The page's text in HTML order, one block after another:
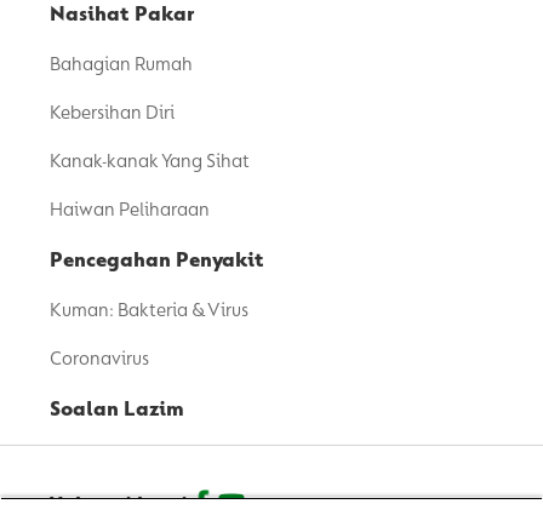
Nasihat Pakar
Bahagian Rumah
Kebersihan Diri
Kanak-kanak Yang Sihat
Haiwan Peliharaan
Pencegahan Penyakit
Kuman: Bakteria & Virus
Coronavirus
Soalan Lazim
Hubungi kami